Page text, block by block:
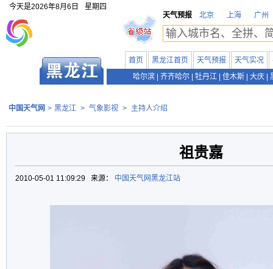
今天是2026年8月6日
星期四
天气预报
北京 上海 广州
首页 黑龙江首页 天气预报 天气实况
哈尔滨
齐齐哈尔 牡丹江 佳木斯 大庆
中国天气网 > 黑龙江 > 气象影视 > 主持人介绍
祖贵嘉
2010-05-01 11:09:29 来源： 中国天气网黑龙江站